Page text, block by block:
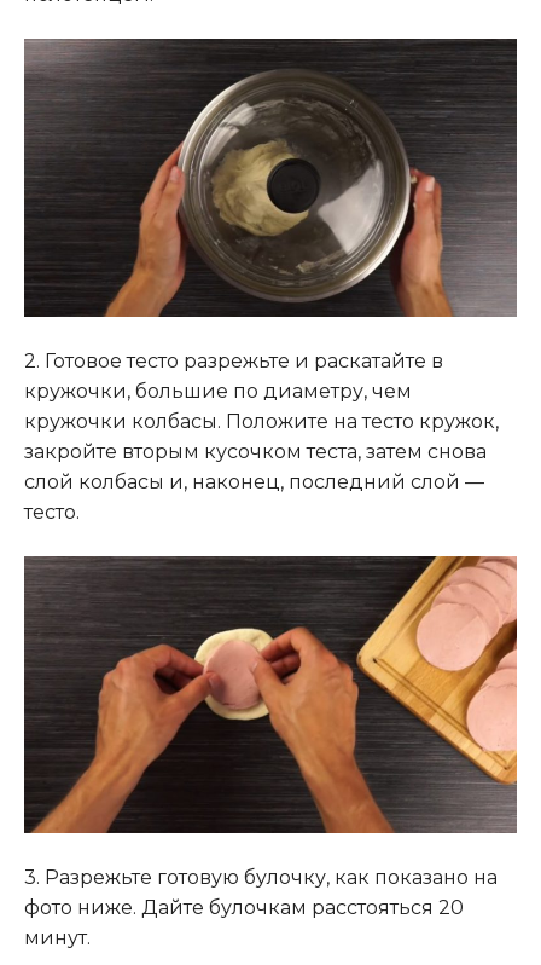
2. Готовое тесто разрежьте и раскатайте в
кружочки, большие по диаметру, чем
кружочки колбасы. Положите на тесто кружок,
закройте вторым кусочком теста, затем снова
слой колбасы и, наконец, последний слой —
тесто.
3. Разрежьте готовую булочку, как показано на
фото ниже. Дайте булочкам расстояться 20
минут.